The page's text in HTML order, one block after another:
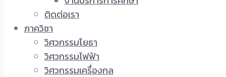
ติดต่อเรา
ภาควิชา
วิศวกรรมโยธา
วิศวกรรมไฟฟ้า
วิศวกรรมเครื่องกล